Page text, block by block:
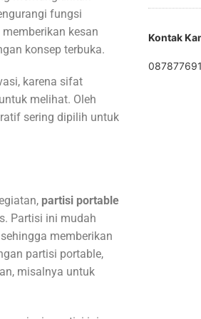
fungsi
kesan
konsep terbuka.
karena sifat
melihat. Oleh
sering dipilih untuk
partisi portable
Partisi ini mudah
memberikan
partisi portable,
misalnya untuk
Kontak